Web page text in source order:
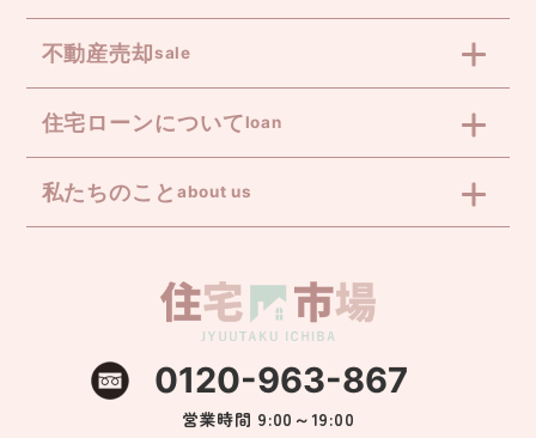
不動産売却sale
住宅ローンについてloan
私たちのこと about us
0120-963-867
営業時間 9:00～19:00